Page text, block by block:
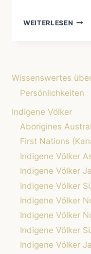
WEITERLESEN
Wissenswertes
Persönlichkeiten
Indigene Völker
Aborigines
First Nations
Indigene Völker
Indigene Völker
Indigene Völker
Indigene Völker
Indigene Völker
Indigene Völker
Indigene Völker